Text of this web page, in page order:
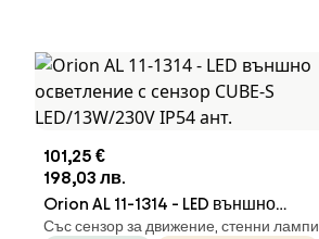
101,25 €
198,03 лв.
Orion AL 11-1314 - LED външно
осветление с сензор CUBE-S
Със сензор за движение, стенни лампи